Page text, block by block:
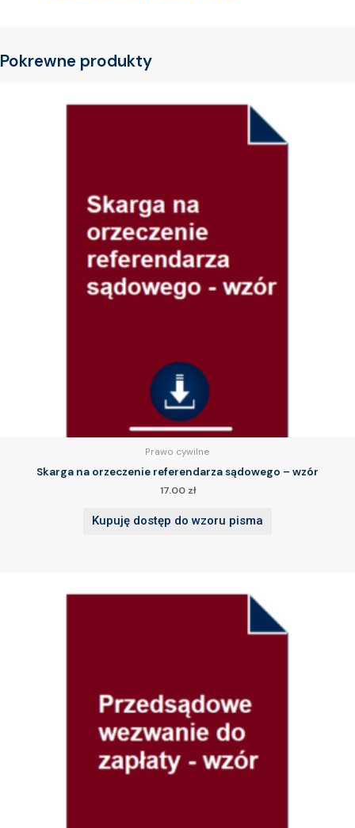
Pokrewne produkty
Prawo cywilne
Skarga na orzeczenie referendarza sądowego – wzór
17.00 zł
Kupuję dostęp do wzoru pisma